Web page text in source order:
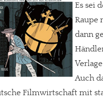
Es sei
Raupe
dann
Auch
Filmwirtschaft mit